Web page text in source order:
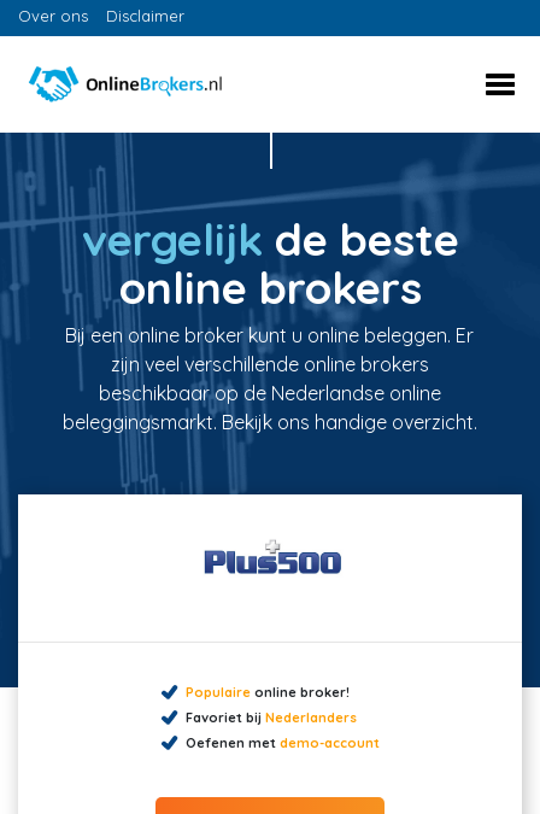
Over ons Disclaimer
vergelijk de beste
online brokers
Bij een online broker kunt u online beleggen. Er
zijn veel verschillende online brokers
beschikbaar op de Nederlandse online
beleggingsmarkt. Bekijk ons handige overzicht.
Populaireonline broker!
Favoriet bij Nederlanders
Oefenen met demo-account